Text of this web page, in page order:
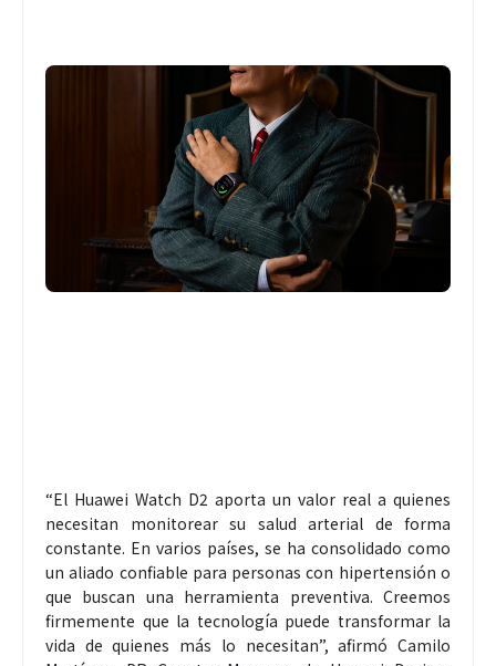
“El Huawei Watch D2 aporta un valor real a quienes
necesitan monitorear su salud arterial de forma
constante. En varios países, se ha consolidado como
un aliado confiable para personas con hipertensión o
que buscan una herramienta preventiva. Creemos
firmemente que la tecnología puede transformar la
vida de quienes más lo necesitan”, afirmó Camilo